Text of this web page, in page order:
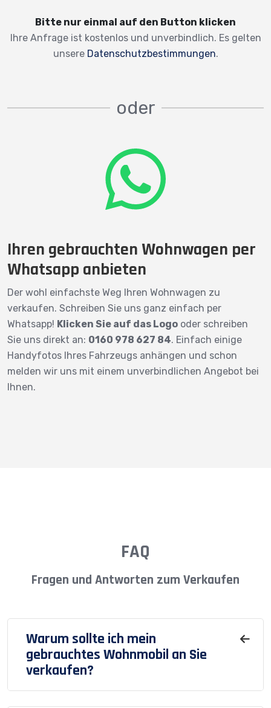
Bitte nur einmal auf den Button klicken
Ihre Anfrage ist kostenlos und unverbindlich. Es gelten
unsere Datenschutzbestimmungen.
oder
Ihren gebrauchten Wohnwagen per
Whatsapp anbieten
Der wohl einfachste Weg Ihren Wohnwagen zu
verkaufen. Schreiben Sie uns ganz einfach per
Whatsapp! Klicken Sie auf das Logo oder schreiben
Sie uns direkt an: 0160 978 627 84. Einfach einige
Handyfotos Ihres Fahrzeugs anhängen und schon
melden wir uns mit einem unverbindlichen Angebot bei
Ihnen.
FAQ
Fragen und Antworten zum Verkaufen
Warum sollte ich mein
gebrauchtes Wohnmobil an Sie
verkaufen?